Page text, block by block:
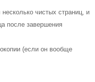
чистых страниц, и
после завершения
(если он вообще